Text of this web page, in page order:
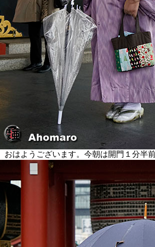
おはようございます。今朝は開門１分半